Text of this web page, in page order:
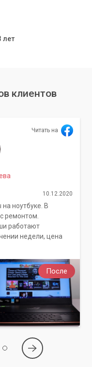
лет
клиентов
После
Читать на
10.12.2020
ноутбуке. В
ремонтом.
работают
недели, цена